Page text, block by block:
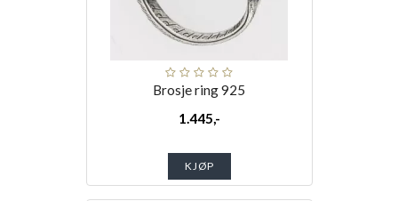
Brosje ring 925
1.445,-
KJØP